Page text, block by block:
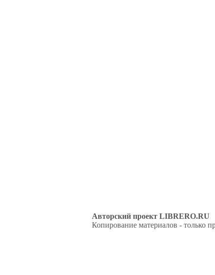
Авторский проект LIBRERO.RU
Копирование материалов - только